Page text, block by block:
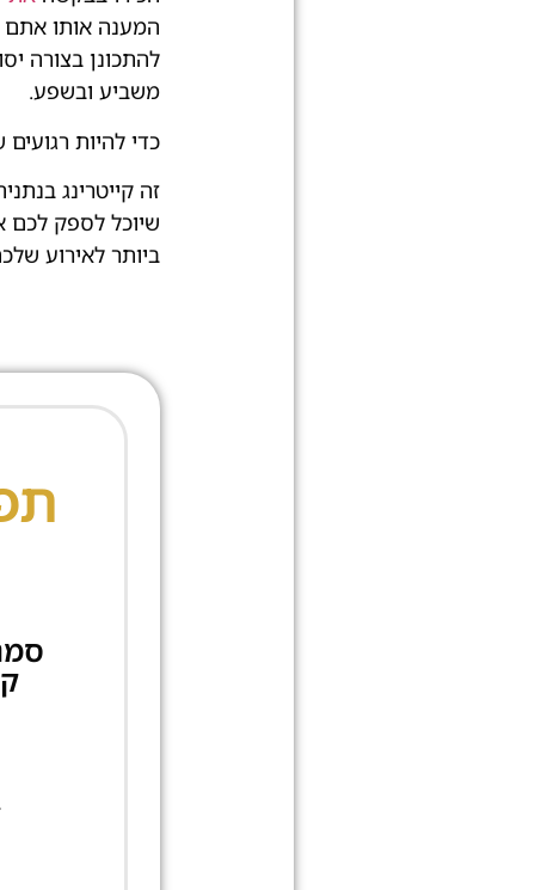
המענה אותו אתם
להתכונן בצורה
משביע ובשפע.
כדי להיות
זה קייטרינג
שיוכל לספק לכם
ביותר לאירוע